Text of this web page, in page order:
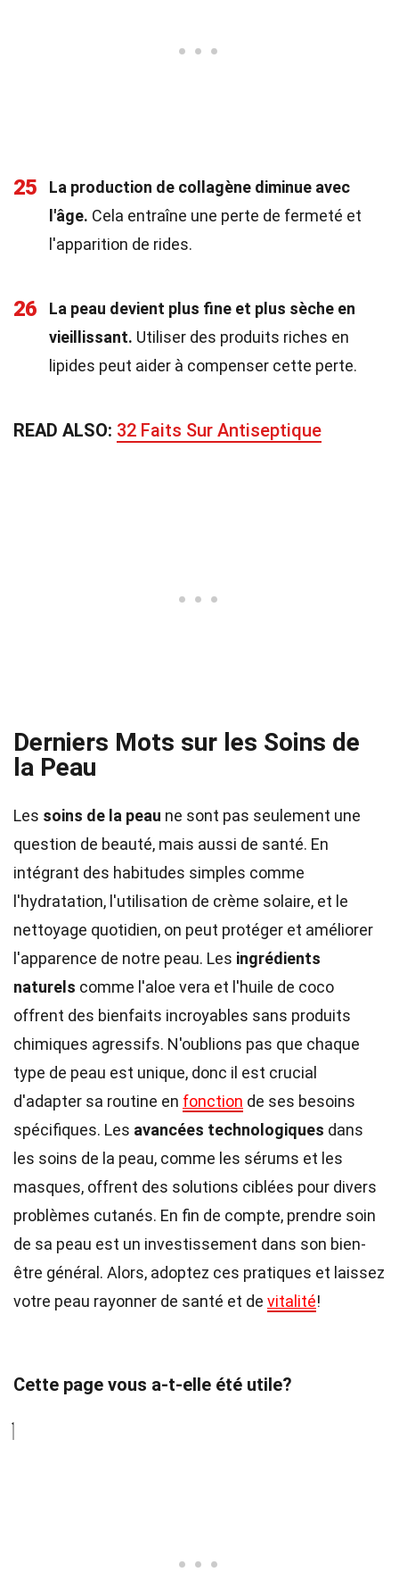
25
La production de collagène diminue avec
l'âge. Cela entraîne une perte de fermeté et
l'apparition de rides.
26
La peau devient plus fine et plus sèche en
vieillissant. Utiliser des produits riches en
lipides peut aider à compenser cette perte.
READ ALSO: 32 Faits Sur Antiseptique
Derniers Mots sur les Soins de
la Peau
Les soins de la peau ne sont pas seulement une
question de beauté, mais aussi de santé. En
intégrant des habitudes simples comme
l'hydratation, l'utilisation de crème solaire, et le
nettoyage quotidien, on peut protéger et améliorer
l'apparence de notre peau. Les ingrédients
naturels comme l'aloe vera et l'huile de coco
offrent des bienfaits incroyables sans produits
chimiques agressifs. N'oublions pas que chaque
type de peau est unique, donc il est crucial
d'adapter sa routine en fonction de ses besoins
spécifiques. Les avancées technologiques dans
les soins de la peau, comme les sérums et les
masques, offrent des solutions ciblées pour divers
problèmes cutanés. En fin de compte, prendre soin
de sa peau est un investissement dans son bien-
être général. Alors, adoptez ces pratiques et laissez
votre peau rayonner de santé et de vitalité!
Cette page vous a-t-elle été utile?